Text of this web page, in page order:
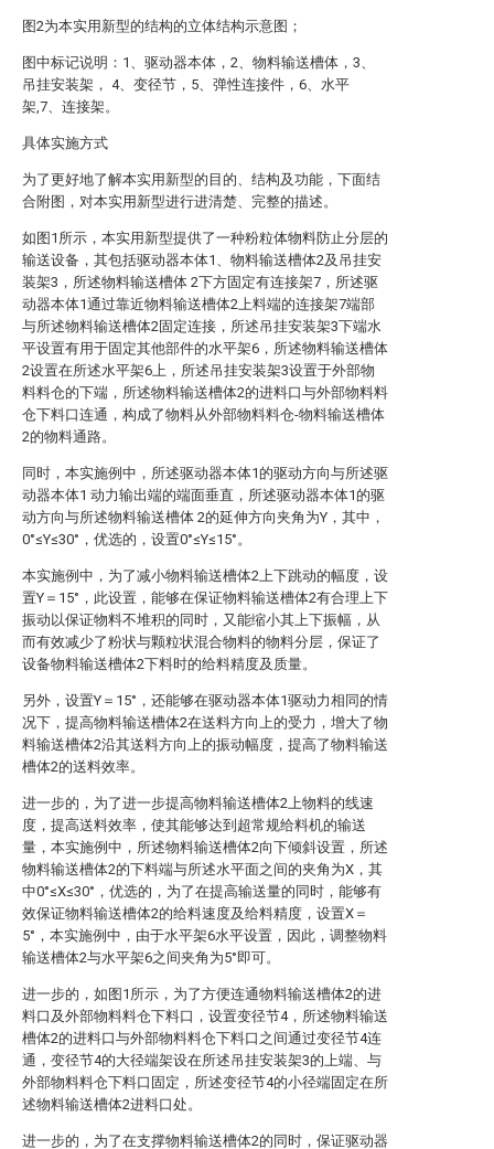
图2为本实用新型的结构的立体结构示意图；
图中标记说明：1、驱动器本体，2、物料输送槽体，3、
吊挂安装架， 4、变径节，5、弹性连接件，6、水平
架,7、连接架。
具体实施方式
为了更好地了解本实用新型的目的、结构及功能，下面结
合附图，对本实用新型进行进清楚、完整的描述。
如图1所示，本实用新型提供了一种粉粒体物料防止分层的
输送设备，其包括驱动器本体1、物料输送槽体2及吊挂安
装架3，所述物料输送槽体 2下方固定有连接架7，所述驱
动器本体1通过靠近物料输送槽体2上料端的连接架7端部
与所述物料输送槽体2固定连接，所述吊挂安装架3下端水
平设置有用于固定其他部件的水平架6，所述物料输送槽体
2设置在所述水平架6上，所述吊挂安装架3设置于外部物
料料仓的下端，所述物料输送槽体2的进料口与外部物料料
仓下料口连通，构成了物料从外部物料料仓-物料输送槽体
2的物料通路。
同时，本实施例中，所述驱动器本体1的驱动方向与所述驱
动器本体1 动力输出端的端面垂直，所述驱动器本体1的驱
动方向与所述物料输送槽体 2的延伸方向夹角为Y，其中，
0°≤Y≤30°，优选的，设置0°≤Y≤15°。
本实施例中，为了减小物料输送槽体2上下跳动的幅度，设
置Y＝15°，此设置，能够在保证物料输送槽体2有合理上下
振动以保证物料不堆积的同时，又能缩小其上下振幅，从
而有效减少了粉状与颗粒状混合物料的物料分层，保证了
设备物料输送槽体2下料时的给料精度及质量。
另外，设置Y＝15°，还能够在驱动器本体1驱动力相同的情
况下，提高物料输送槽体2在送料方向上的受力，增大了物
料输送槽体2沿其送料方向上的振动幅度，提高了物料输送
槽体2的送料效率。
进一步的，为了进一步提高物料输送槽体2上物料的线速
度，提高送料效率，使其能够达到超常规给料机的输送
量，本实施例中，所述物料输送槽体2向下倾斜设置，所述
物料输送槽体2的下料端与所述水平面之间的夹角为X，其
中0°≤X≤30°，优选的，为了在提高输送量的同时，能够有
效保证物料输送槽体2的给料速度及给料精度，设置X＝
5°，本实施例中，由于水平架6水平设置，因此，调整物料
输送槽体2与水平架6之间夹角为5°即可。
进一步的，如图1所示，为了方便连通物料输送槽体2的进
料口及外部物料料仓下料口，设置变径节4，所述物料输送
槽体2的进料口与外部物料料仓下料口之间通过变径节4连
通，变径节4的大径端架设在所述吊挂安装架3的上端、与
外部物料料仓下料口固定，所述变径节4的小径端固定在所
述物料输送槽体2进料口处。
进一步的，为了在支撑物料输送槽体2的同时，保证驱动器